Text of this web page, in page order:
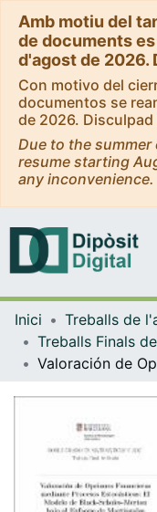
Amb motiu del
de documents
d'agost de 2026.
Con motivo del
documentos se
de 2026.
Due to the
resume starting
any inconvenience.
Inici
Treballs de